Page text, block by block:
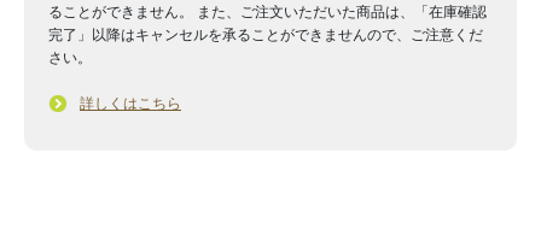
ることができません。 また、ご注文いただいた商品は、「在庫確認
完了」以降はキャンセルを承ることができませんので、ご注意くだ
さい。
詳しくはこちら